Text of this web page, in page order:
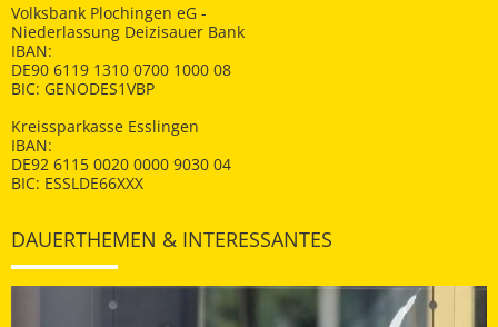
Volksbank Plochingen eG -
Niederlassung Deizisauer Bank
IBAN:
DE90 6119 1310 0700 1000 08
BIC: GENODES1VBP
Kreissparkasse Esslingen
IBAN:
DE92 6115 0020 0000 9030 04
BIC: ESSLDE66XXX
DAUERTHEMEN & INTERESSANTES